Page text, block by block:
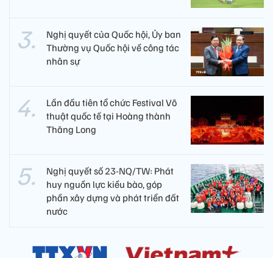
Nghị quyết của Quốc hội, Ủy ban
Thường vụ Quốc hội về công tác
nhân sự
Lần đầu tiên tổ chức Festival Võ
thuật quốc tế tại Hoàng thành
Thăng Long
Nghị quyết số 23-NQ/TW: Phát
huy nguồn lực kiều bào, góp
phần xây dựng và phát triển đất
nước